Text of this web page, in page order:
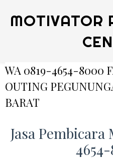
MOTIVATOR
WA 0819-4654-8000
OUTING
BARAT
Jasa